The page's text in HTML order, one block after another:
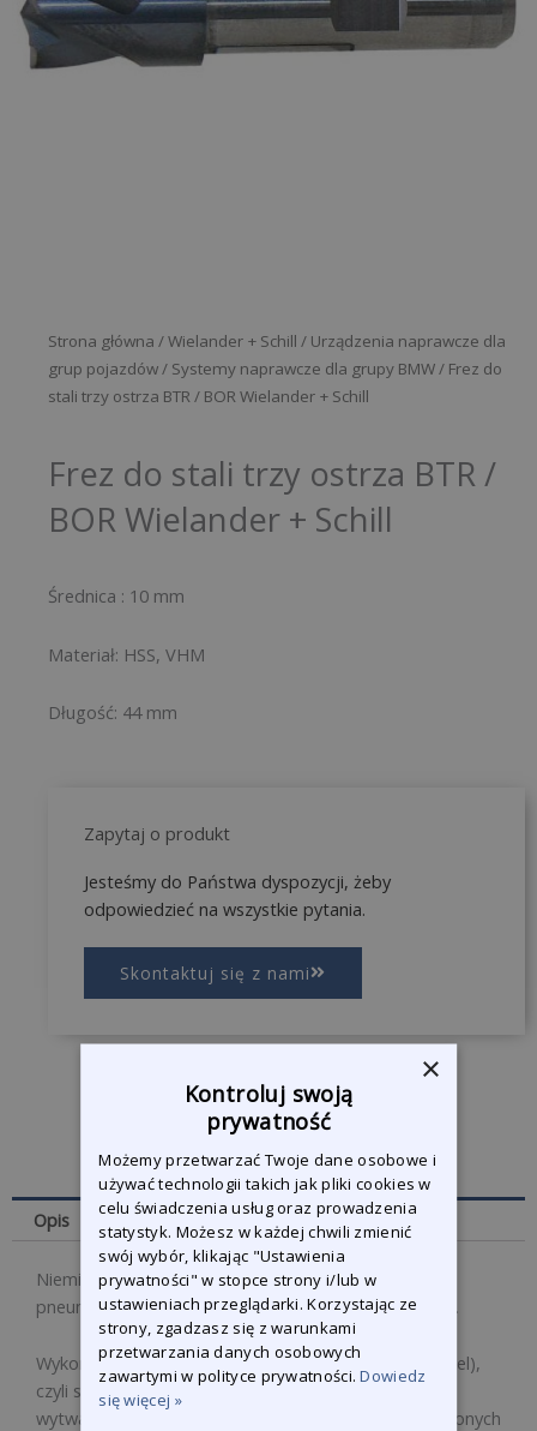
Strona główna /Wielander + Schill / Urządzenia naprawcze dla
grup pojazdów/ Systemy naprawcze dla grupy BMW/ Frez do
stali trzy ostrza BTR / BOR Wielander + Schill
Frez do stali trzy ostrza BTR /
BOR Wielander + Schill
Średnica : 10 mm
Materiał: HSS, VHM
Długość: 44 mm
Zapytaj o produkt
Jesteśmy do Państwa dyspozycji, żeby
odpowiedzieć na wszystkie pytania.
Skontaktuj się z nami
Opis
Niemieckiej jakości frez przeznaczony do urządzeń
pneumatycznych i elektrycznych z regulacją obrotów.
Wykonany ze stali szybkotnącej HSS (High Speed Steel),
czyli stali stopowej narzędziowej używanej do
wytwarzania narzędzi, takich jak np. frezy, przeznaczonych
×
Kontroluj swoją
prywatność
Możemy przetwarzać Twoje dane osobowe i
używać technologii takich jak pliki cookies w
celu świadczenia usług oraz prowadzenia
statystyk. Możesz w każdej chwili zmienić
swój wybór, klikając "Ustawienia
prywatności" w stopce strony i/lub w
ustawieniach przeglądarki. Korzystając ze
strony, zgadzasz się z warunkami
przetwarzania danych osobowych
zawartymi w polityce prywatności.Dowiedz
się więcej »